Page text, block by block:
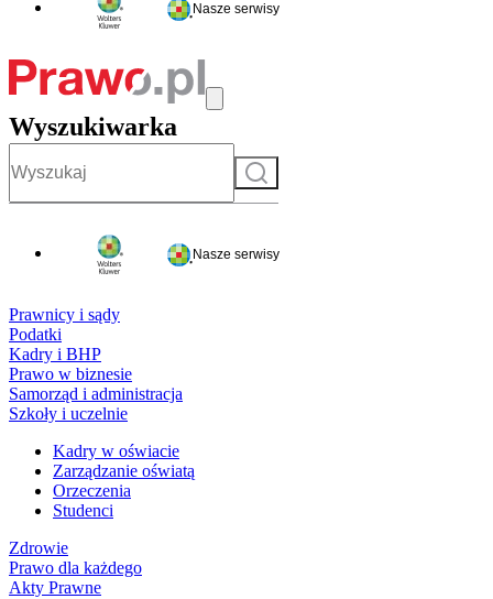
Nasze serwisy
Wyszukiwarka
Szukaj
Nasze serwisy
Prawnicy i sądy
Podatki
Kadry i BHP
Prawo w biznesie
Samorząd i administracja
Szkoły i uczelnie
Kadry w oświacie
Zarządzanie oświatą
Orzeczenia
Studenci
Zdrowie
Prawo dla każdego
Akty Prawne